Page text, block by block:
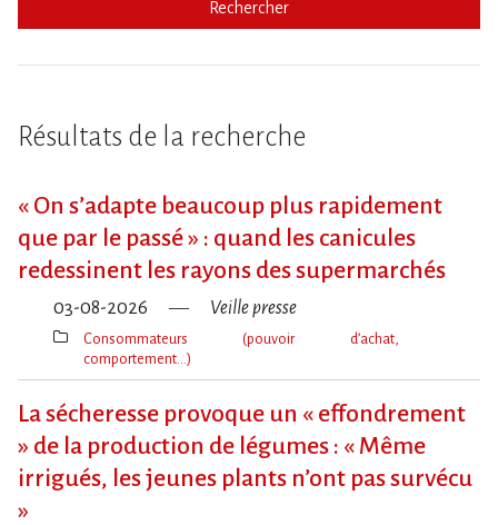
Rechercher
Résultats de la recherche
« On s​‌’adapte beaucoup plus rapidement
que par le passé » : quand les canicules
redessinent les rayons des supermarchés
03-08-2026 Veille presse
Thèmes(s)
Consommateurs (pouvoir d’achat,
comportement…)
La sécheresse provoque un « effondrement
» de la production de légumes : « Même
irrigués, les jeunes plants n’ont pas survécu
»